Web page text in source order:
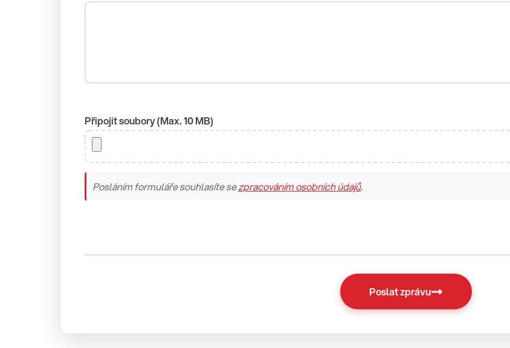
Připojit soubory (Max. 10 MB)
Posláním formuláře souhlasíte sezpracováním osobních údajů.
Poslat zprávu